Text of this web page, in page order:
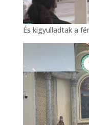
És kigyulladtak a